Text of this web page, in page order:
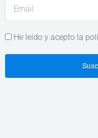
He leído y acepto la